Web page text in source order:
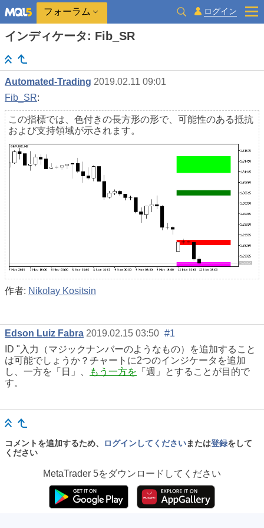
フォーラム ログイン
インディケータ: Fib_SR
Automated-Trading 2019.02.11 09:01
Fib_SR:
この指標では、色付きの長方形の形で、可能性のある抵抗
および支持領域が示されます。
作者: Nikolay Kositsin
Edson Luiz Fabra 2019.02.15 03:50 #1
ID "入力（マジックナンバーのようなもの）を追加すること
は可能でしょうか？チャートに2つのインジケータを追加
し、一方を「日」、
もう一方を 「週」とすることが目的で
す。
コメントを追加するため、 ログインしてくださいまたは登録をして
ください
MetaTrader 5をダウンロードしてください